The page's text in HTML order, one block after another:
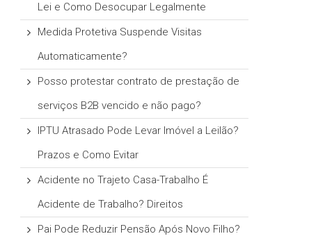
Lei e Como Desocupar Legalmente
Medida Protetiva Suspende Visitas
Automaticamente?
Posso protestar contrato de prestação de
serviços B2B vencido e não pago?
IPTU Atrasado Pode Levar Imóvel a Leilão?
Prazos e Como Evitar
Acidente no Trajeto Casa-Trabalho É
Acidente de Trabalho? Direitos
Pai Pode Reduzir Pensão Após Novo Filho?